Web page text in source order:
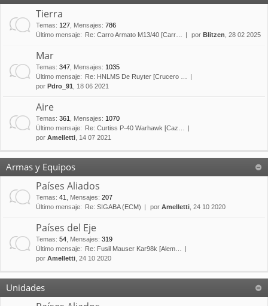
Tierra
Temas: 127 Mensajes: 786
Último mensaje:
Re: Carro Armato M13/40 [Carr… por Blitzen , 28 02 2025
Mar
Temas: 347 Mensajes: 1035
Último mensaje:
Re: HNLMS De Ruyter [Crucero …
por Pdro_91 , 18 06 2021
Aire
Temas: 361 Mensajes: 1070
Último mensaje:
Re: Curtiss P-40 Warhawk [Caz…
por Amelletti , 14 07 2021
Armas y Equipos
Países Aliados
Temas: 41 Mensajes: 207
Último mensaje:
Re: SIGABA (ECM) por Amelletti , 24 10 2020
Países del Eje
Temas: 54 Mensajes: 319
Último mensaje:
Re: Fusil Mauser Kar98k [Alem…
por Amelletti , 24 10 2020
Unidades